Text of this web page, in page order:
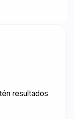
resultados